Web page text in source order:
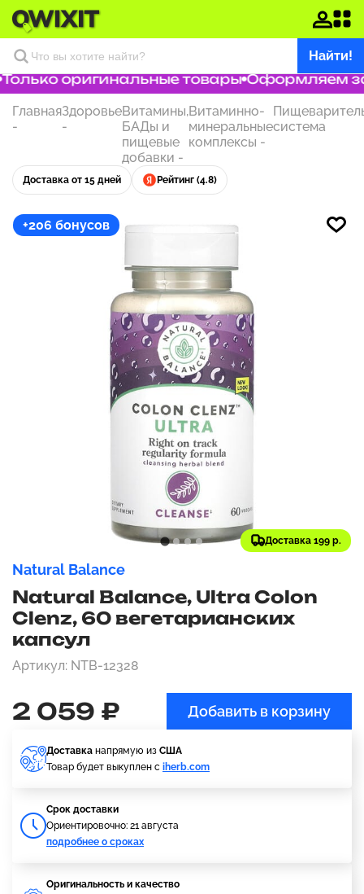
Найти!
оригинальные товары Оформляем
Главная
-
Здоровье
-
Витамины,
БАДы и
пищевые
добавки -
Витаминно-
минеральные
комплексы -
система
Доставка от 15 дней Рейтинг (4.8)
+206 бонусов
Доставка 199 р.
Natural Balance
Natural Balance, Ultra Colon
Clenz, 60 вегетарианских
капсул
Артикул: NTB-12328
2 059 ₽ Добавить в корзину
Доставка напрямую из США
Товар будет выкуплен с iherb.com
Cрок доставки
Ориентировочно: 21 августа
подробнее о сроках
Оригинальность и качество